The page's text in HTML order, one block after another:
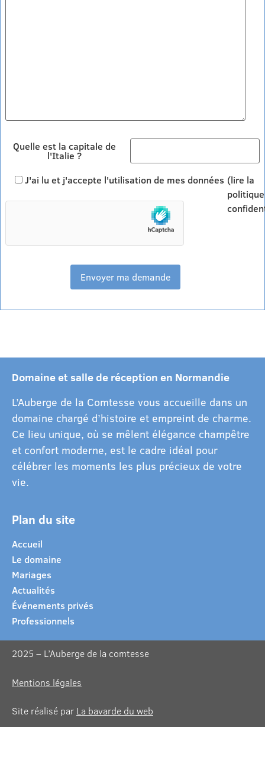
Quelle est la capitale de
l'Italie ?
J'ai lu et j'accepte l'utilisation de mes données (lire la
Domaine et salle de réception en Normandie
L’Auberge de la Comtesse vous accueille dans un
domaine chargé d’histoire et empreint de charme.
Ce lieu unique, où se mêlent élégance champêtre
et confort moderne, est le cadre idéal pour
célébrer les moments les plus précieux de votre
vie.
Plan du site
Accueil
Le domaine
Mariages
Actualités
Événements privés
Professionnels
2025 – L’Auberge de la comtesse
Mentions légales
Site réalisé par La bavarde du web